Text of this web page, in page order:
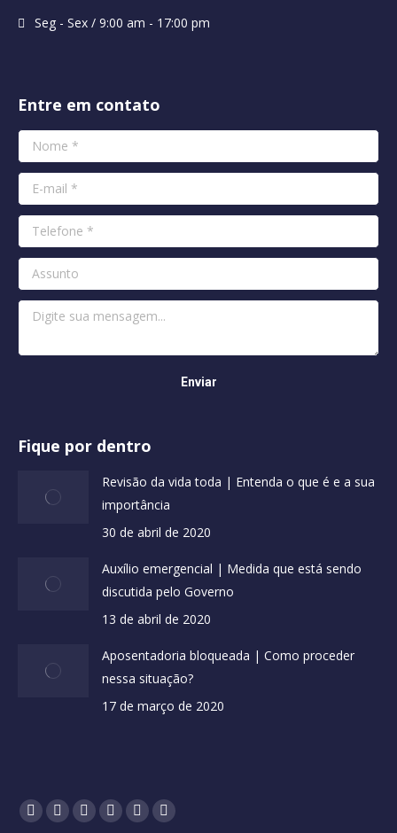
Seg - Sex / 9:00 am - 17:00 pm
Entre em contato
Fique por dentro
Revisão da vida toda | Entenda o que é e a sua
importância
30 de abril de 2020
Auxílio emergencial | Medida que está sendo
discutida pelo Governo
13 de abril de 2020
Aposentadoria bloqueada | Como proceder
nessa situação?
17 de março de 2020
Encontre-nos em:
Facebook
X YouTubePinterestInstagram
Blogger